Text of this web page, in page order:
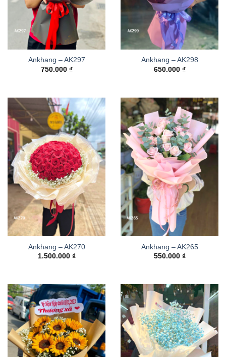
Ankhang – AK297
750.000 ₫
Ankhang – AK298
650.000 ₫
Ankhang – AK270
1.500.000 ₫
Ankhang – AK265
550.000 ₫